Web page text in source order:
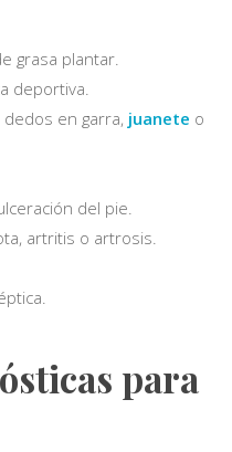
grasa plantar.
deportiva.
en garra, juanete o
del pie.
artritis o artrosis.
para